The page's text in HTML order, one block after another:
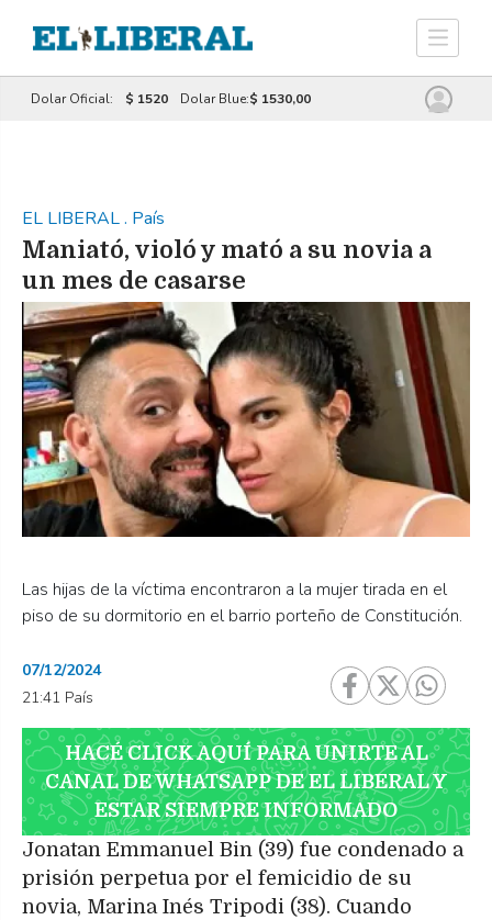
Dolar Oficial: $ 1520 Dolar Blue:$ 1530,00
EL LIBERAL. País
Maniató, violó y mató a su novia a
un mes de casarse
Las hijas de la víctima encontraron a la mujer tirada en el
piso de su dormitorio en el barrio porteño de Constitución.
07/12/2024
21:41 País
HACÉ CLICK AQUÍ PARA UNIRTE AL
CANAL DE WHATSAPP DE EL LIBERAL Y
ESTAR SIEMPRE INFORMADO
Jonatan Emmanuel Bin (39) fue condenado a
prisión perpetua por el femicidio de su
novia, Marina Inés Tripodi (38). Cuando